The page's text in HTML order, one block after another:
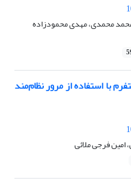
محمدی، مهدی محمودزاده
با استفاده از مرور نظام‌مند
امین فرجی ملائی